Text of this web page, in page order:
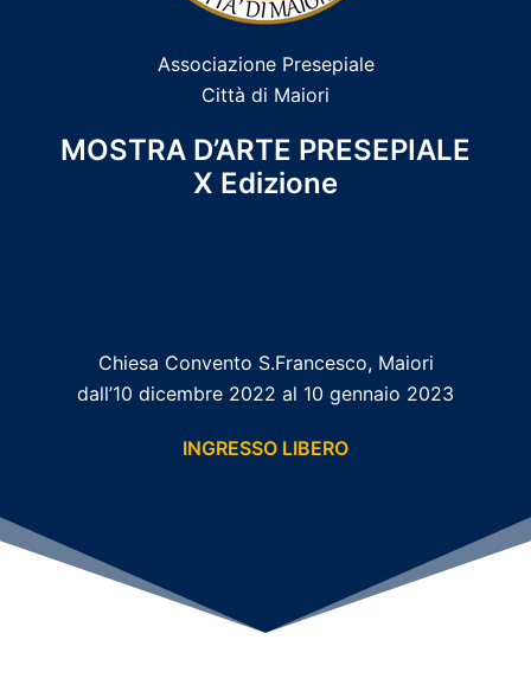
Associazione Presepiale
Città di Maiori
MOSTRA D’ARTE PRESEPIALE
X Edizione
Chiesa Convento S.Francesco, Maiori
dall’10 dicembre 2022 al 10 gennaio 2023
INGRESSO LIBERO